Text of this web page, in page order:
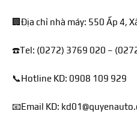
🏢Địa chỉ nhà máy: 550 Ấp 4,
☎️Tel: (0272) 3769 020 –
📞Hotline KD: 0908 109 929
📧Email KD: